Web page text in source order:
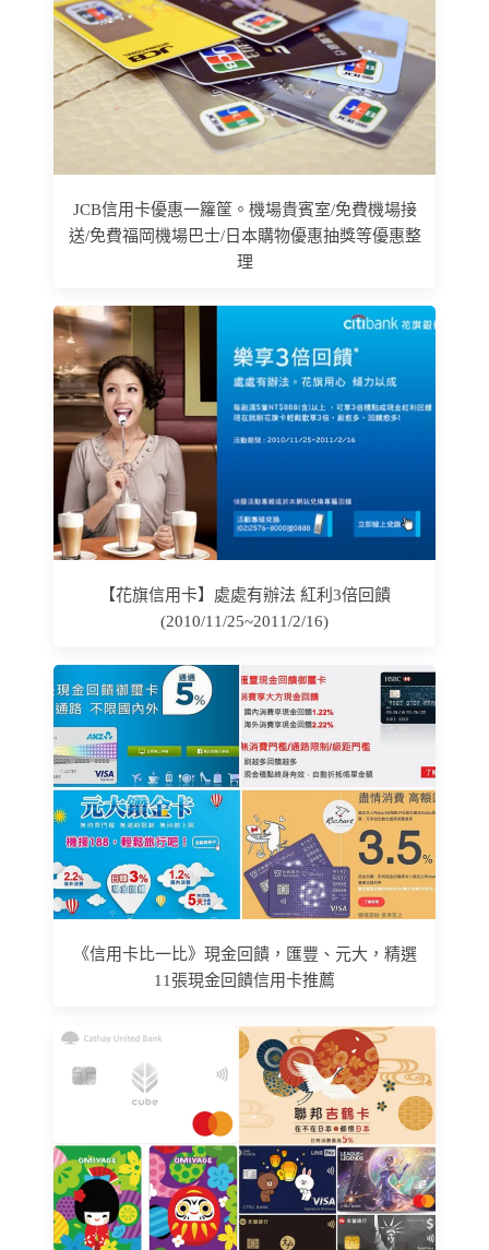
JCB信用卡優惠一籮筐。機場貴賓室/免費機場接
送/免費福岡機場巴士/日本購物優惠抽獎等優惠整
理
【花旗信用卡】處處有辦法 紅利3倍回饋
(2010/11/25~2011/2/16)
《信用卡比一比》現金回饋，匯豐、元大，精選
11張現金回饋信用卡推薦